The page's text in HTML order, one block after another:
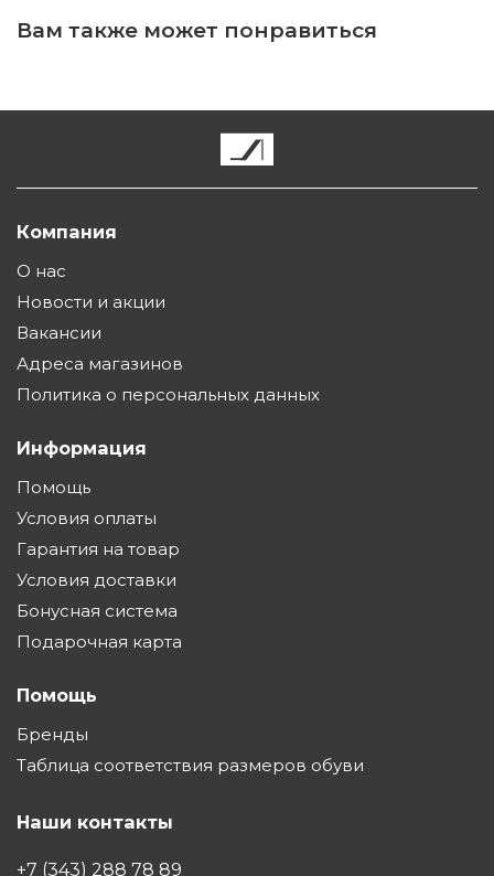
Вам также может понравиться
Компания
О нас
Новости и акции
Вакансии
Адреса магазинов
Политика о персональных данных
Информация
Помощь
Условия оплаты
Гарантия на товар
Условия доставки
Бонусная система
Подарочная карта
Помощь
Бренды
Таблица соответствия размеров обуви
Наши контакты
+7 (343) 288 78 89